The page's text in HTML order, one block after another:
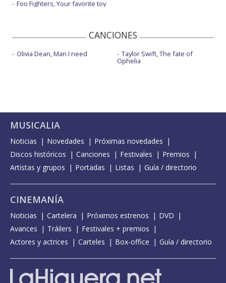
Foo Fighters, Your favorite toy
CANCIONES
Olivia Dean, Man I need Taylor Swift, The fate of
Ophelia
MUSICALIA
Noticias Novedades
Próximas novedades
Discos históricos
Canciones Festivales
Premios
Artistas y grupos
Portadas Listas Guía / directorio
CINEMANÍA
Noticias Cartelera Próximos estrenos
DVD
Avances
Tráilers
Festivales + premios
Actores y actrices
Carteles Box-office Guía / directorio